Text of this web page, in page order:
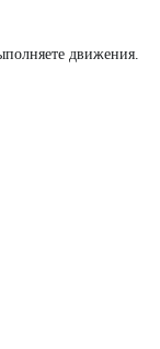
движения.